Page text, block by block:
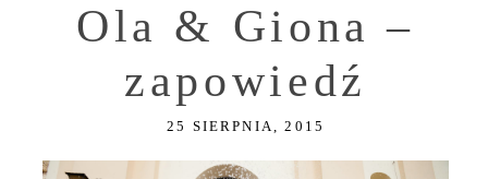
Ola & Giona –
zapowiedź
25 SIERPNIA, 2015